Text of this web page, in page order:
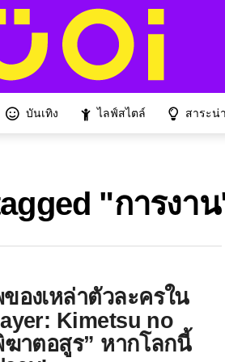
บันเทิง ไลฟ์สไตล์ สาระน่
"การงา
องเหล่าตัวละครใน
Kimetsu no
าตอสูร” หากโลกนี้